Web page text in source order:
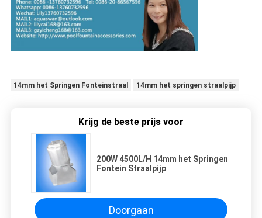
14mm het Springen Fonteinstraal 14mm het springen straalpijp
Krijg de beste prijs voor
200W 4500L/H 14mm het Springen
Fontein Straalpijp
Doorgaan